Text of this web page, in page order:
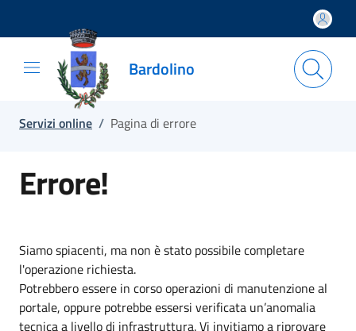
Salta e vai al contenuto
Salta e vai al footer
Bardolino
Servizi online / Pagina di errore
Errore!
Siamo spiacenti, ma non è stato possibile completare
l'operazione richiesta.
Potrebbero essere in corso operazioni di manutenzione al
portale, oppure potrebbe essersi verificata un’anomalia
tecnica a livello di infrastruttura. Vi invitiamo a riprovare